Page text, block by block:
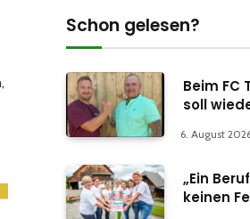
Schon gelesen?
Beim FC
soll
6. August
„Ein
keinen